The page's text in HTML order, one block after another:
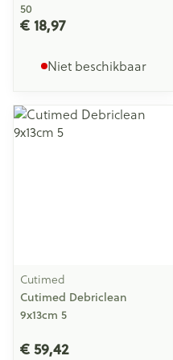
50
€ 18,97
Niet beschikbaar
Cutimed
Cutimed Debriclean
9x13cm 5
€ 59,42